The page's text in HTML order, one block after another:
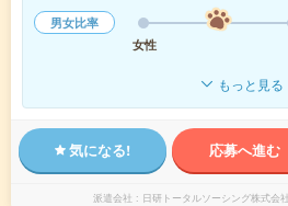
男女比率
女性
もっと見る
気になる! 応募へ進む
派遣会社 日研トータルソーシング株式